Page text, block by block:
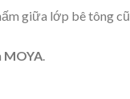
giữa lớp bê tông cũ
MOYA